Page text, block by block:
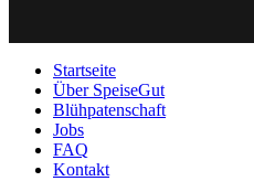
Startseite
Über SpeiseGut
Blühpatenschaft
Jobs
FAQ
Kontakt